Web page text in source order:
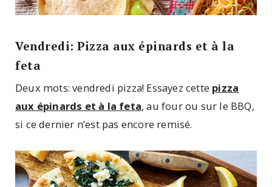
Vendredi: Pizza aux épinards et à la
feta
Deux mots: vendredi pizza! Essayez cette pizza
aux épinards et à la feta, au four ou sur le BBQ,
si ce dernier n’est pas encore remisé.